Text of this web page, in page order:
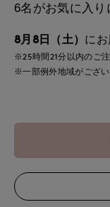
6名がお気に入り
8月8日（土） にお
※25時間21分以内のご
※一部例外地域がござ